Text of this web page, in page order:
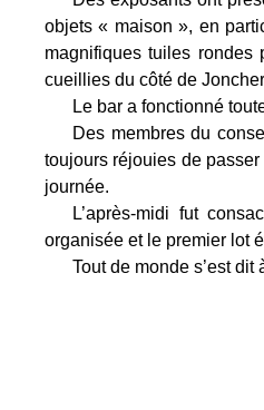
objets « maison », en
magnifiques tuiles
cueillies du côté de
Le bar a fonctionné
Des membres du
toujours réjouies de
journée.
L’après-midi fut
organisée et le premier lot
Tout de monde s’est